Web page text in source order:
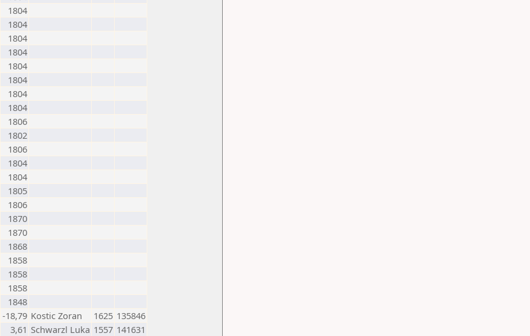
1804
1804
1804
1804
1804
1804
1804
1804
1806
1802
1806
1804
1804
1805
1806
1870
1870
1868
1858
1858
1858
1848
-18,79 Kostic Zoran 1625 135846
3,61 Schwarzl Luka 1557 141631